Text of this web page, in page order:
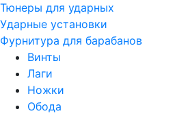
Тюнеры для ударных
Ударные установки
Фурнитура для барабанов
Винты
Лаги
Ножки
Обода